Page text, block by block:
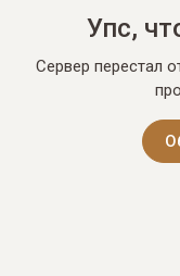
Упс,
Сервер перестал